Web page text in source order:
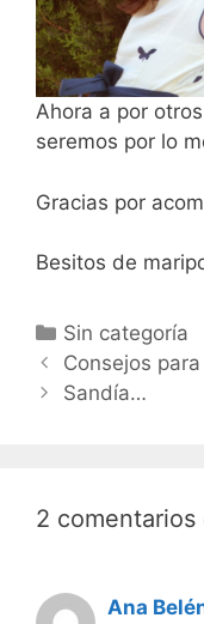
Ahora a por
seremos por lo
Gracias por
Besitos de
Categorías
Sin categoría
Navegación
de
Consejos
Sandía…
2 comentarios
Ana